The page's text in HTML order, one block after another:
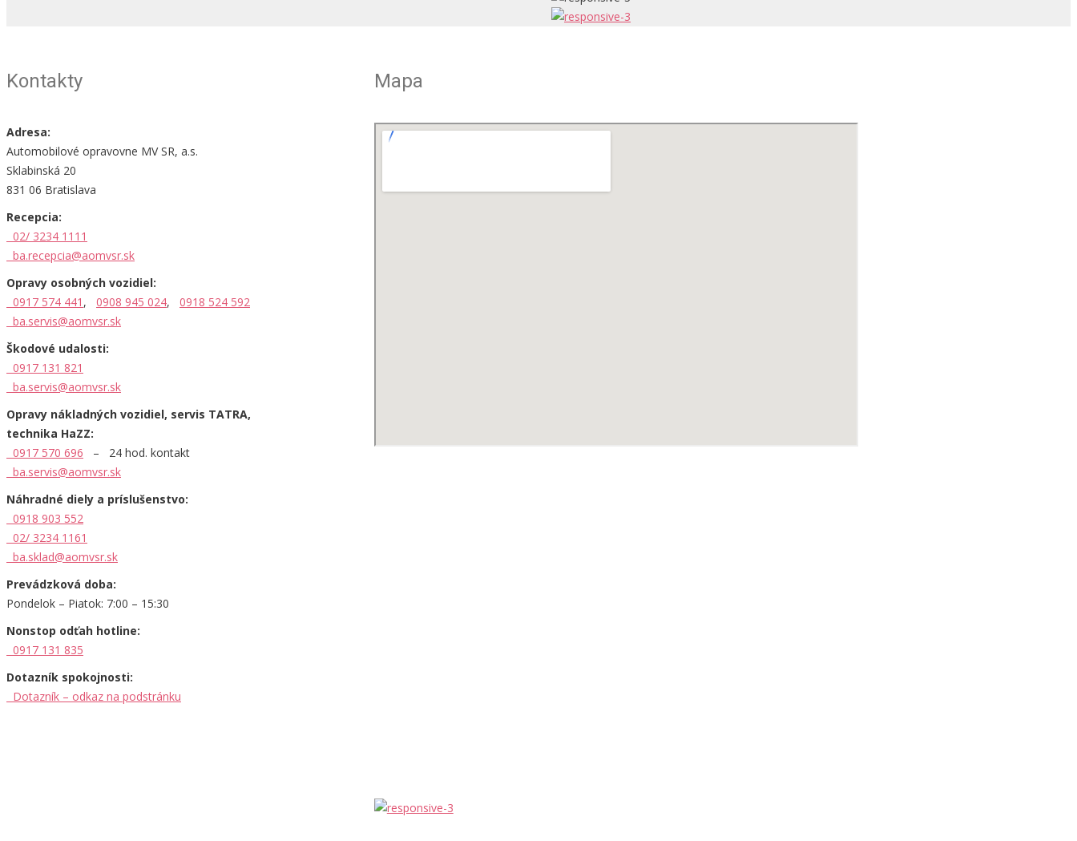
Kontakty
Adresa:
Automobilové opravovne MV SR, a.s.
Sklabinská 20
831 06 Bratislava
Recepcia:
02/ 3234 1111
ba.recepcia@aomvsr.sk
Opravy osobných vozidiel:
0917 574 441 , 0908 945 024, 0918 524 592
ba.servis@aomvsr.sk
Škodové udalosti:
0917 131 821
ba.servis@aomvsr.sk
Opravy nákladných vozidiel, servis TATRA,
technika HaZZ:
0917 570 696 – 24 hod. kontakt
ba.servis@aomvsr.sk
Náhradné diely a príslušenstvo:
0918 903 552
02/ 3234 1161
ba.sklad@aomvsr.sk
Prevádzková doba:
Pondelok – Piatok: 7:00 – 15:30
Nonstop odťah hotline:
0917 131 835
Dotazník spokojnosti:
Dotazník – odkaz na podstránku
Mapa